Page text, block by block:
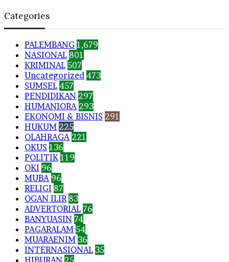
Categories
PALEMBANG 1,679
NASIONAL 801
KRIMINAL 507
Uncategorized 473
SUMSEL 457
PENDIDIKAN 297
HUMANIORA 293
EKONOMI & BISNIS 291
HUKUM 225
OLAHRAGA 221
OKUS 136
POLITIK 119
OKI 96
MUBA 96
RELIGI 87
OGAN ILIR 83
ADVERTORIAL 76
BANYUASIN 74
PAGARALAM 54
MUARAENIM 36
INTERNASIONAL 35